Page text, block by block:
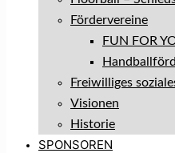
Fördervereine
FUN FOR
Freiwilliges
Visionen
Historie
SPONSOREN